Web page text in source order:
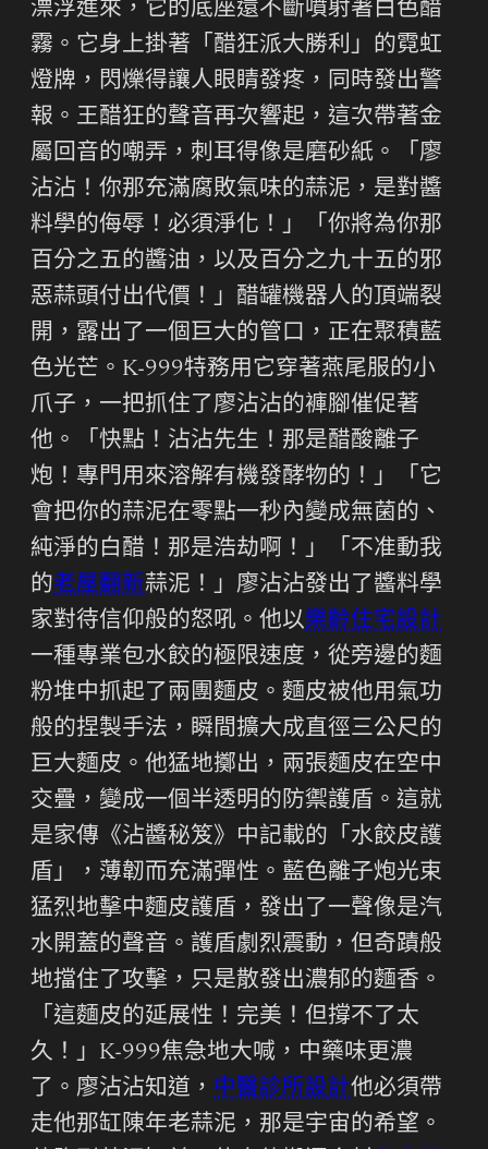
漂浮進來，它的底座還不斷噴射著白色醋
霧。它身上掛著「醋狂派大勝利」的霓虹
燈牌，閃爍得讓人眼睛發疼，同時發出警
報。王醋狂的聲音再次響起，這次帶著金
屬回音的嘲弄，刺耳得像是磨砂紙。「廖
沾沾！你那充滿腐敗氣味的蒜泥，是對醬
料學的侮辱！必須淨化！」「你將為你那
百分之五的醬油，以及百分之九十五的邪
惡蒜頭付出代價！」醋罐機器人的頂端裂
開，露出了一個巨大的管口，正在聚積藍
色光芒。K-999特務用它穿著燕尾服的小
爪子，一把抓住了廖沾沾的褲腳催促著
他。「快點！沾沾先生！那是醋酸離子
炮！專門用來溶解有機發酵物的！」「它
會把你的蒜泥在零點一秒內變成無菌的、
純淨的白醋！那是浩劫啊！」「不准動我
的老屋翻新蒜泥！」廖沾沾發出了醬料學
家對待信仰般的怒吼。他以樂齡住宅設計
一種專業包水餃的極限速度，從旁邊的麵
粉堆中抓起了兩團麵皮。麵皮被他用氣功
般的捏製手法，瞬間擴大成直徑三公尺的
巨大麵皮。他猛地擲出，兩張麵皮在空中
交疊，變成一個半透明的防禦護盾。這就
是家傳《沾醬秘笈》中記載的「水餃皮護
盾」，薄韌而充滿彈性。藍色離子炮光束
猛烈地擊中麵皮護盾，發出了一聲像是汽
水開蓋的聲音。護盾劇烈震動，但奇蹟般
地擋住了攻擊，只是散發出濃郁的麵香。
「這麵皮的延展性！完美！但撐不了太
久！」K-999焦急地大喊，中藥味更濃
了。廖沾沾知道， 中醫診所設計他必須帶
走他那缸陳年老蒜泥，那是宇宙的希望。